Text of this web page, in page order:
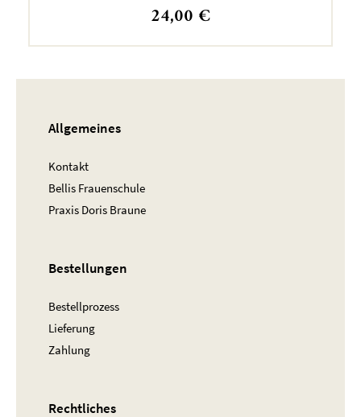
24,00 €
Allgemeines
Kontakt
Bellis Frauenschule
Praxis Doris Braune
Bestellungen
Bestellprozess
Lieferung
Zahlung
Rechtliches